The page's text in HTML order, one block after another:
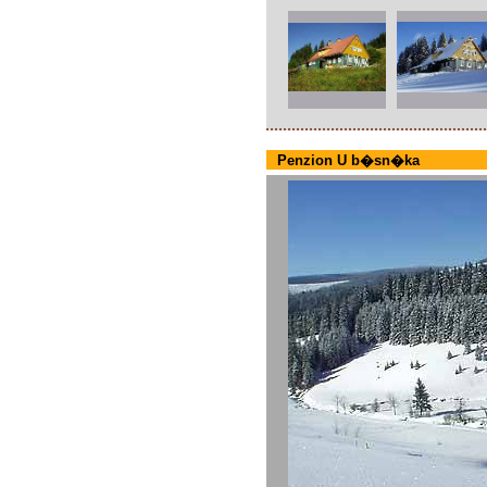
Penzion U b�sn�ka